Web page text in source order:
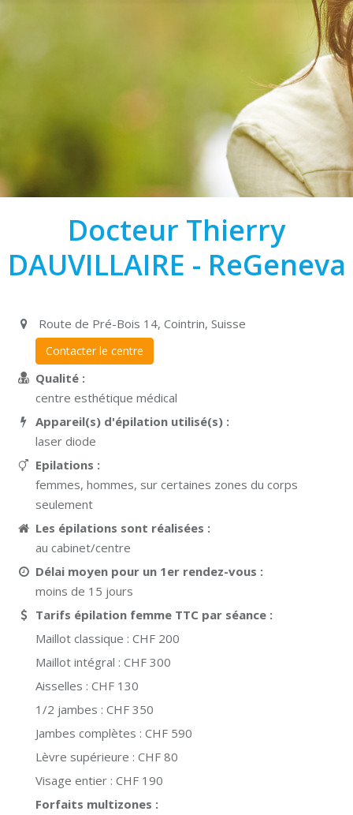
Docteur Thierry
DAUVILLAIRE - ReGeneva
Route de Pré-Bois 14, Cointrin, Suisse
Contacter le centre
Qualité :
centre esthétique médical
Appareil(s) d'épilation utilisé(s) :
laser diode
Epilations :
femmes, hommes, sur certaines zones du corps
seulement
Les épilations sont réalisées :
au cabinet/centre
Délai moyen pour un 1er rendez-vous :
moins de 15 jours
Tarifs épilation femme TTC par séance :
Maillot classique : CHF 200
Maillot intégral : CHF 300
Aisselles : CHF 130
1/2 jambes : CHF 350
Jambes complètes : CHF 590
Lèvre supérieure : CHF 80
Visage entier : CHF 190
Forfaits multizones :